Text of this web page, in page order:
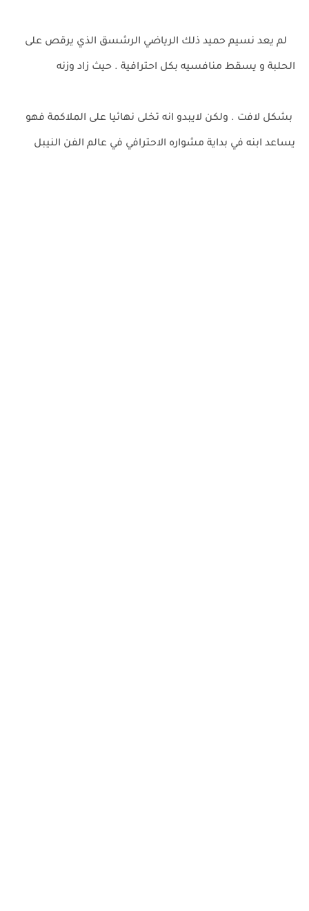
لم يعد نسيم حميد ذلك الرياضي الرشسق الذي يرقص على
الحلبة و يسقط منافسيه بكل احترافية . حيث زاد وزنه
بشكل لافت . ولكن لايبدو انه تخلى نهائيا على الملاكمة فهو
يساعد ابنه في بداية مشواره الاحترافي في عالم الفن النيبل